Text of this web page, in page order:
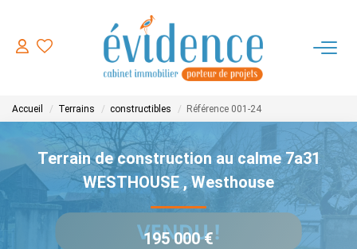
ACHETER
LOUER
ESTIMER
FAIRE GERER
Accueil Terrains constructibles Référence 001-24
Terrain de construction au calme 7a31
WESTHOUSE ,Westhouse
195 000 €